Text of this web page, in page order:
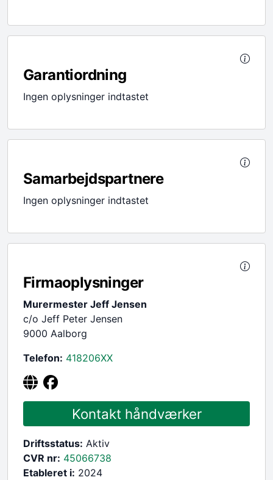
Garantiordning
Ingen oplysninger indtastet
Samarbejdspartnere
Ingen oplysninger indtastet
Firmaoplysninger
Murermester Jeff Jensen
c/o Jeff Peter Jensen
9000 Aalborg
Telefon: 418206XX
Kontakt håndværker
Driftsstatus: Aktiv
CVR nr: 45066738
Etableret i: 2024